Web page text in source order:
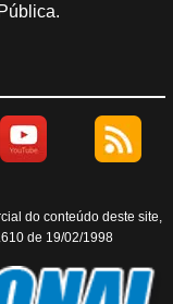
do conteúdo deste site,
de 19/02/1998